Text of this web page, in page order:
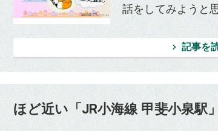
話をしてみようと
記事を
ほど近い「JR小海線 甲斐小泉駅